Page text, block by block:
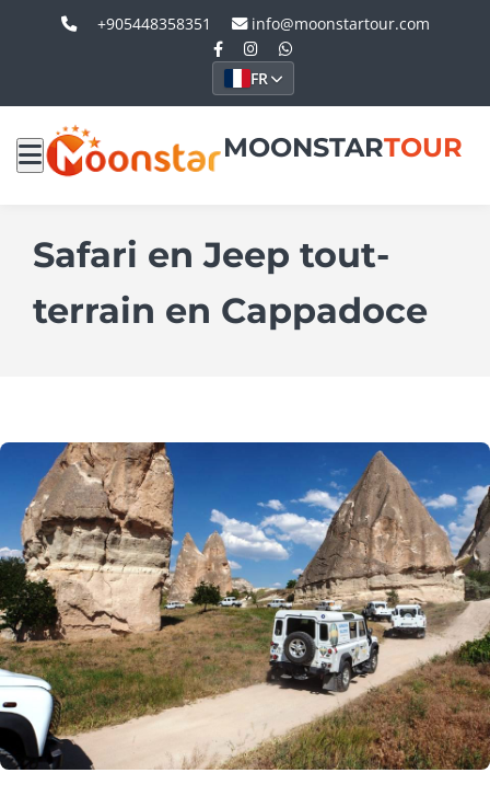
+905448358351 info@moonstartour.com
FR
MOONSTARTOUR
Safari en Jeep tout-
terrain en Cappadoce